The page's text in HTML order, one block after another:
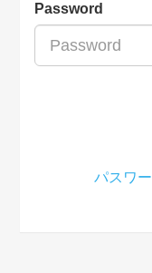
Password
パスワ